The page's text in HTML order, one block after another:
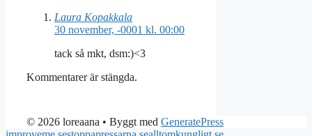
Laura Kopakkala
30 november, -0001 kl. 00:00
tack så mkt, dsm:)<3
Kommentarer är stängda.
© 2026 loreaana • Byggt med GeneratePress